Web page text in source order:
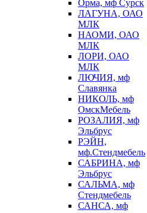
Орма, мф Сурск
ЛАГУНА, ОАО
МЛК
НАОМИ, ОАО
МЛК
ЛОРИ, ОАО
МЛК
ЛЮЧИЯ, мф
Славянка
НИКОЛЬ, мф
ОмскМебель
РОЗАЛИЯ, мф
Эльбрус
РЭЙН,
мф.Стендмебель
САБРИНА, мф
Эльбрус
САЛЬМА, мф
Стендмебель
САНСА, мф